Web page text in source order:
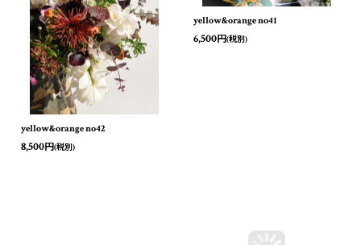
yellow&orange no42
8,500円(税別)
yellow&orange no41
6,500円(税別)